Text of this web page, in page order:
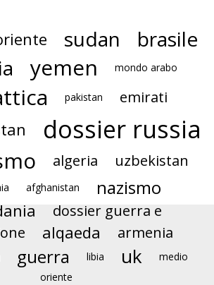
sudan
brasile
yemen mondo arabo
pakistan emirati
dossier russia
algeria uzbekistan
afghanistan nazismo
dossier guerra e
alqaeda
armenia
guerra libia uk
medio
oriente